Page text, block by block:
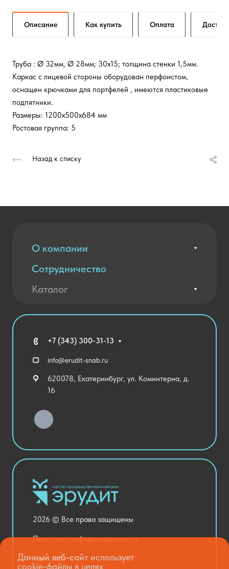
Описание Как купить Оплата
Труба : Ø 32мм, Ø 28мм; 30х15; толщина стенки 1,5мм.
Каркас с лицевой стороны оборудован перфоистом,
оснащен крючками для портфелей , имеются пластиковые
подпятники.
Размеры: 1200х500х684 мм
Ростовая группа: 5
Назад к списку
О компании
Вакансии
Контакты
Благодарственные письма
Сотрудничество
Оплата и доставка
Каталог
Технические средства обучения
Спортивный зал
Уличное оборудование
Хозяйственные Товары
Столовая и пищеблок
Оснащение кабинетов
Медицинский кабинет
Национальные проекты
+7 (343) 300-31-13
info@erudit-snab.ru
620078, Екатеринбург, ул. Коминтерна, д.
16
2026 © Все права защищены
Политика конфиденциальности
Карта сайта
Данный веб-сайт использует
cookie-файлы в целях